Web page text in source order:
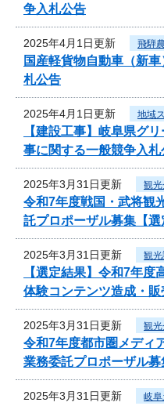
争入札公告
2025年4月1日更新 飛騨
国産軽貨物自動車（新
札公告
2025年4月1日更新 地域
【建設工事】岐阜県グ
事に関する一般競争入札
2025年3月31日更新 観
令和7年度戦国・武将観
託プロポーザル募集【選
2025年3月31日更新 観
【選定結果】令和7年度
体験コンテンツ造成・
2025年3月31日更新 観
令和7年度都市圏メディ
業務委託プロポーザル募
2025年3月31日更新 岐